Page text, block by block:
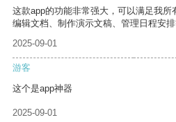
这款app的功能非常强大，可以满足我
编辑文档、制作演示文稿、管理日程安排
2025-09-01
游客
这个是app神器
2025-09-01